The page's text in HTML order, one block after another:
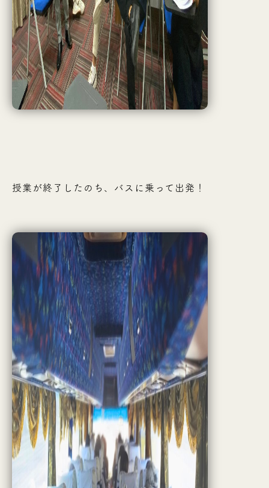
授業が終了したのち、バスに乗って出発！